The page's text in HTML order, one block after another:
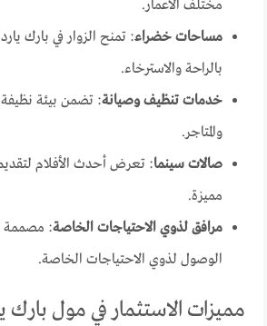
مختلف الأعمار.
مساحات خضراء
بالراحة والاسترخاء.
خدمات تنظيف وصيانة: تضمن بيئة
والمتاجر.
صالات سينما: تعرض أحدث الأفلام
مميزة.
مرافق لذوي الاحتياجات الخاصة: مصممة
الوصول لذوي الاحتياجات الخاصة.